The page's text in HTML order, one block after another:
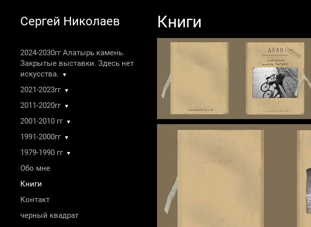
Сергей Николаев
2024-2030гг Алатырь камень.
Закрытые выставки. Здесь нет
искусства.
▼
2021-2023гг ▼
2011-2020гг ▼
2001-2010 гг ▼
1991-2000гг ▼
1979-1990 гг ▼
Обо мне
Книги
Контакт
черный квадрат
Книги